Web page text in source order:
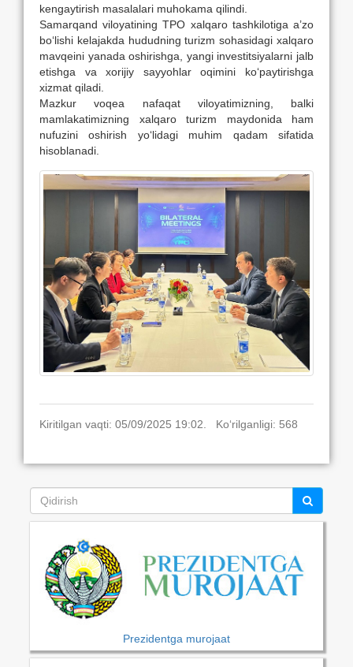
kengaytirish masalalari muhokama qilindi.
Samarqand viloyatining TPO xalqaro tashkilotiga a’zo
bo‘lishi kelajakda hududning turizm sohasidagi xalqaro
mavqeini yanada oshirishga, yangi investitsiyalarni jalb
etishga va xorijiy sayyohlar oqimini ko‘paytirishga
xizmat qiladi.
Mazkur voqea nafaqat viloyatimizning, balki
mamlakatimizning xalqaro turizm maydonida ham
nufuzini oshirish yo‘lidagi muhim qadam sifatida
hisoblanadi.
Kiritilgan vaqti: 05/09/2025 19:02. Ko‘rilganligi: 568
Prezidentga murojaat